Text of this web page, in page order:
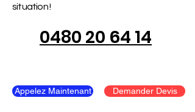
situation !
0480 20 64 14
Appelez Maintenant Demander Devis